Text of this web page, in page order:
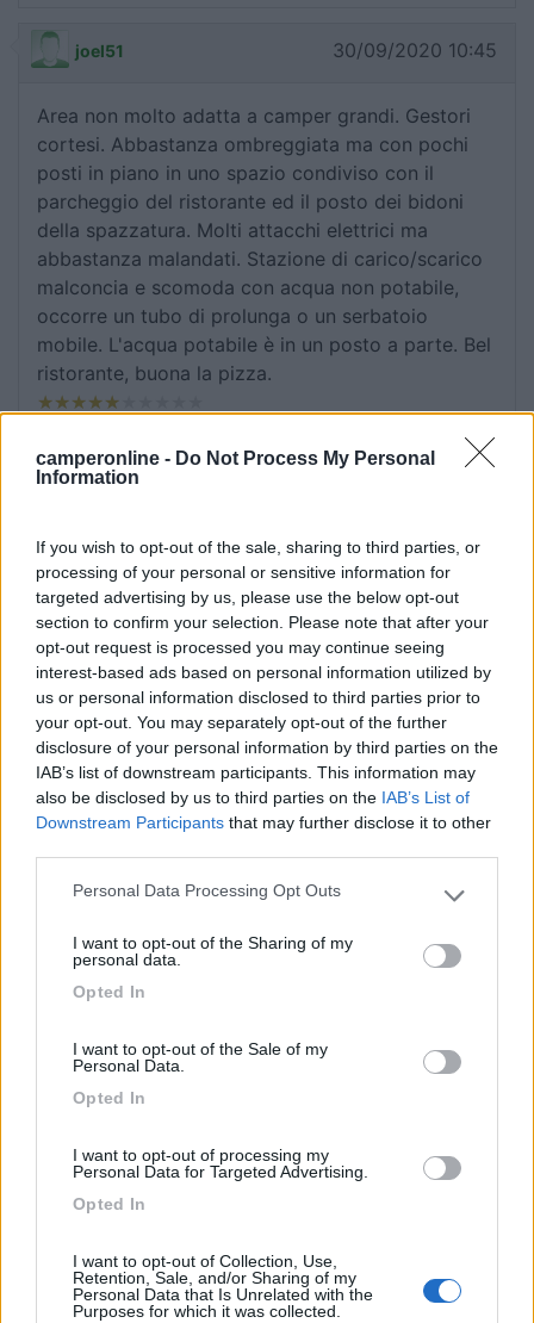
camperonline - Do Not Process My Personal
Information
If you wish to opt-out of the sale, sharing to third parties, or
processing of your personal or sensitive information for
targeted advertising by us, please use the below opt-out
section to confirm your selection. Please note that after your
opt-out request is processed you may continue seeing
interest-based ads based on personal information utilized by
us or personal information disclosed to third parties prior to
your opt-out. You may separately opt-out of the further
disclosure of your personal information by third parties on the
IAB’s list of downstream participants. This information may
also be disclosed by us to third parties on the IAB’s List of
Downstream Participants that may further disclose it to other
Please note that this website/app uses one or more Google
not limited to your visit or usage behaviour. You may click to
grant or deny consent to Google and its third-party tags to
use your data for below specified purposes in below Google
Personal Data Processing Opt Outs
I want to opt-out of the Sharing of my
personal data.
Opted In
I want to opt-out of the Sale of my
Personal Data.
Opted In
I want to opt-out of processing my
Personal Data for Targeted Advertising.
Opted In
I want to opt-out of Collection, Use,
Retention, Sale, and/or Sharing of my
Personal Data that Is Unrelated with the
Purposes for which it was collected.
joel51 30/09/2020 10:45
Area non molto adatta a camper grandi. Gestori
cortesi. Abbastanza ombreggiata ma con pochi
posti in piano in uno spazio condiviso con il
parcheggio del ristorante ed il posto dei bidoni
della spazzatura. Molti attacchi elettrici ma
abbastanza malandati. Stazione di carico/scarico
malconcia e scomoda con acqua non potabile,
occorre un tubo di prolunga o un serbatoio
mobile. L'acqua potabile è in un posto a parte. Bel
ristorante, buona la pizza.
Punto ristoro
Servizi
Martafusi 04/01/2019 23:18
Bel parcheggio in un parco. Per spostarsi o si
prende il bus a 100m o la si fa a piedi come
abbiamo fatto noi.. bene o male tutta la zona è
raggiungibile. A circa 1,5km c'è la ferrovia Cumana
con la quale volendo si arriva fino a Napoli. Uniche
pecche scarico acque grigie scomodo e bagni
inutilizzabili. Però gestori molto cordiali e
disponibili. Hanno anche un ristorante all'interno.
Sicuramente in estate il parco è più utilizzabile.
Accessibilità Accoglienza Posizione
Punto ristoro
MarlinBig
Un po’ spartana, un container con all'interno
bagno e doccia completamente inutilizzabile, al
potersi avvicinare con il camper. Si puó utilizzare
la doccia situata fuori dalla piscina è fredda ma
avendo una cisterna da cumulo di giorno è calda.
agriturismo, a 5 min di cammino deliziosa spiaggia
libera. Gestori simpatici, accoglienti e molto